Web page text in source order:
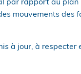
par rapport au plan
mouvements
à jour, à respecter